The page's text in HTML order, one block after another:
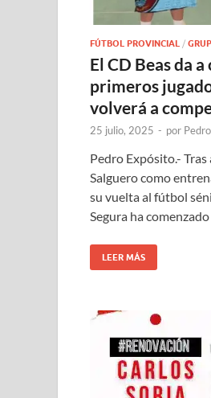
FÚTBOL PROVINCIAL /
El CD Beas da
primeros
volverá a
25 julio, 2025 - por
Pedro Expósito.-
Salguero como
su vuelta al fútbol
Segura ha
LEER MÁS